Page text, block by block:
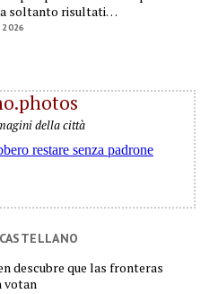
soltanto risultati…
2026
della città
descubre que las fronteras
votan